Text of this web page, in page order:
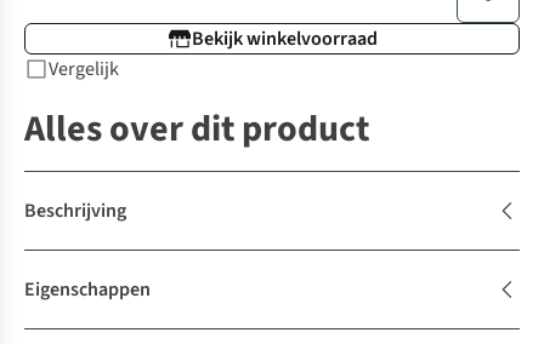
Bekijk winkelvoorraad
Vergelijk
Alles over dit product
Beschrijving
Eigenschappen